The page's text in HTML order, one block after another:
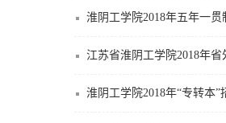
淮阴工学院2018年五年一
江苏省淮阴工学院2018年
淮阴工学院2018年“专转本”